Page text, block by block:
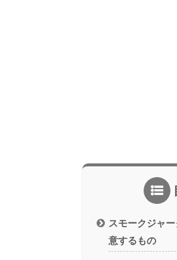
スモークジャ
意するもの